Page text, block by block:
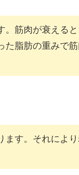
。筋肉が衰える
た脂肪の重みで
す。それにより